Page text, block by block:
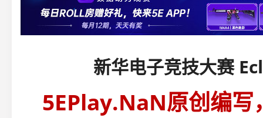
新华电子竞技大赛
5EPlay.NaN原创编写